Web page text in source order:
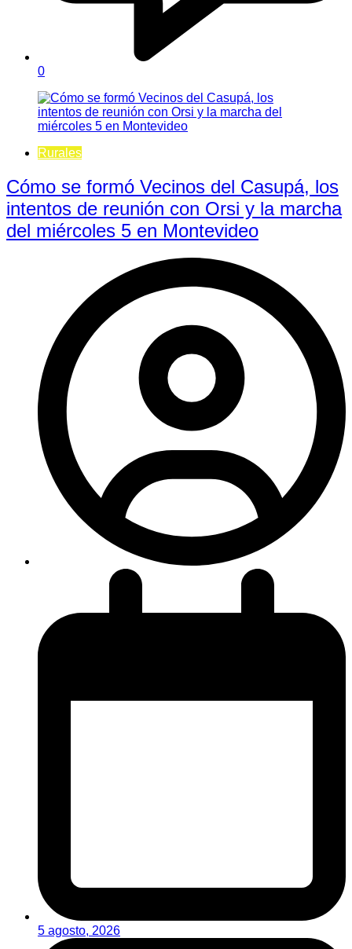
0
Rurales
Cómo se formó Vecinos del Casupá, los
intentos de reunión con Orsi y la marcha
del miércoles 5 en Montevideo
5 agosto, 2026